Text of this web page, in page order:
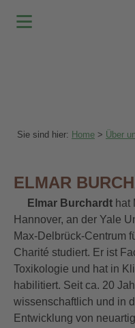
≡
Sie sind hier: Home > Über
ELMAR
Elmar Burchardt hat
Hannover, an der Yale
Max-Delbrück-Centrum
Charité studiert. Er ist
Toxikologie und hat in
habilitiert. Seit ca. 20
wissenschaftlich und in
Entwicklung von